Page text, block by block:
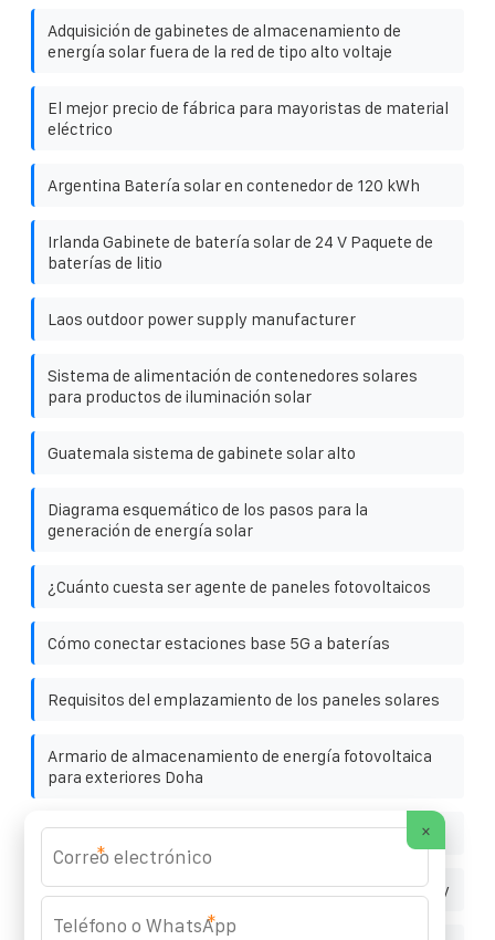
Adquisición de gabinetes de almacenamiento de
energía solar fuera de la red de tipo alto voltaje
El mejor precio de fábrica para mayoristas de material
eléctrico
Argentina Batería solar en contenedor de 120 kWh
Irlanda Gabinete de batería solar de 24 V Paquete de
baterías de litio
Laos outdoor power supply manufacturer
Sistema de alimentación de contenedores solares
para productos de iluminación solar
Guatemala sistema de gabinete solar alto
Diagrama esquemático de los pasos para la
generación de energía solar
¿Cuánto cuesta ser agente de paneles fotovoltaicos
Cómo conectar estaciones base 5G a baterías
Requisitos del emplazamiento de los paneles solares
Armario de almacenamiento de energía fotovoltaica
para exteriores Doha
Un inversor solar es un sistema solar
Huawei Duodoma lithium energy storage power supply
×
*
*